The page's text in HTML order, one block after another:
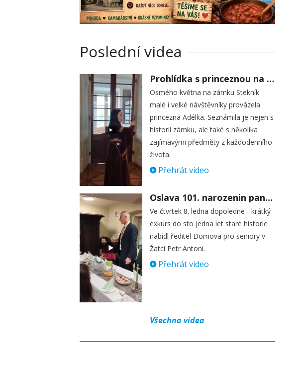
Poslední videa
Prohlídka s princeznou na zámku Stekník
Osmého května na zámku Stekník
malé i velké návštěvníky provázela
princezna Adélka. Seznámila je nejen s
historií zámku, ale také s několika
zajímavými předměty z každodenního
života.
Přehrát video
Oslava 101. narozenin paní Věry Skořepové
Ve čtvrtek 8. ledna dopoledne - krátký
exkurs do sto jedna let staré historie
nabídl ředitel Domova pro seniory v
Žatci Petr Antoni.
Přehrát video
Všechna videa